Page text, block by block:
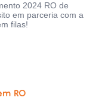
2024 RO de
em parceria com a
filas!
RO